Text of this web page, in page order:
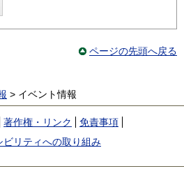
ページの先頭へ戻る
> イベント情報
著作権・リンク
免責事項
ビリティへの取り組み